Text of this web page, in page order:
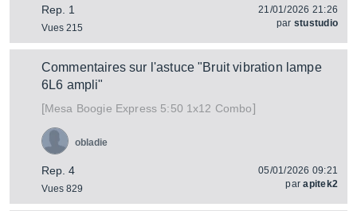
Rep. 1
Vues 215
21/01/2026 21:26
par stustudio
Commentaires sur l'astuce "Bruit vibration lampe
6L6 ampli"
[Mesa Boogie Express 5:50 1x12 Combo]
Rep. 4
Vues 829
obladie
05/01/2026 09:21
parapitek2